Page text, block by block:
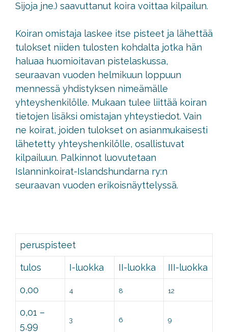
Sijoja jne.) saavuttanut koira voittaa kilpailun.
Koiran omistaja laskee itse pisteet ja lähettää
tulokset niiden tulosten kohdalta jotka hän
haluaa huomioitavan pistelaskussa,
seuraavan vuoden helmikuun loppuun
mennessä yhdistyksen nimeämälle
yhteyshenkilölle. Mukaan tulee liittää koiran
tietojen lisäksi omistajan yhteystiedot. Vain
ne koirat, joiden tulokset on asianmukaisesti
lähetetty yhteyshenkilölle, osallistuvat
kilpailuun. Palkinnot luovutetaan
Islanninkoirat-Islandshundarna ry:n
seuraavan vuoden erikoisnäyttelyssä.
peruspisteet
tulos I-luokka II-luokka III-luokka
0,00 4 8 12
0,01 –
5,99
3 6 9